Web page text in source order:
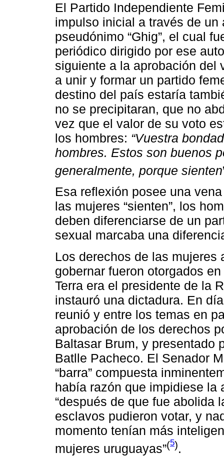
El Partido Independiente
impulso inicial a través de
pseudónimo “Ghig”, el cual
periódico dirigido por ese
siguiente a la aprobación del
a unir y formar un partido
destino del país estaría
no se precipitaran, que no
vez que el valor de su voto
los hombres: “Vuestra
hombres. Estos son buenos
generalmente, porque sienten
Esa reflexión posee una
las mujeres “sienten”, los
deben diferenciarse de un
sexual marcaba una
Los derechos de las mujeres
gobernar fueron otorgados
Terra era el presidente de la
instauró una dictadura. En
reunió y entre los temas en
aprobación de los derechos
Baltasar Brum, y presentado
Batlle Pacheco. El Senador
“barra” compuesta
había razón que impidiese la
“después de que fue abolida
esclavos pudieron votar, y
momento tenían más
mujeres uruguayas”(5).